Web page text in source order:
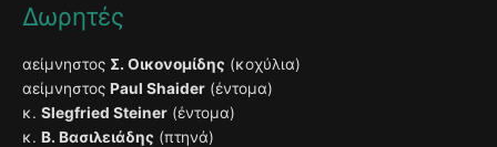
Δωρητές
αείμνηστος Σ. Οικονομίδης (κοχύλια)
αείμνηστος Paul Shaider (έντομα)
κ. Slegfried Steiner (έντομα)
κ. Β. Βασιλειάδης (πτηνά)